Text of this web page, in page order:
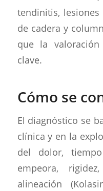
tendinitis,
de cadera y
que la
clave.
Cómo se
El diagnóstico se
clínica y en la
del dolor,
empeora,
alineación